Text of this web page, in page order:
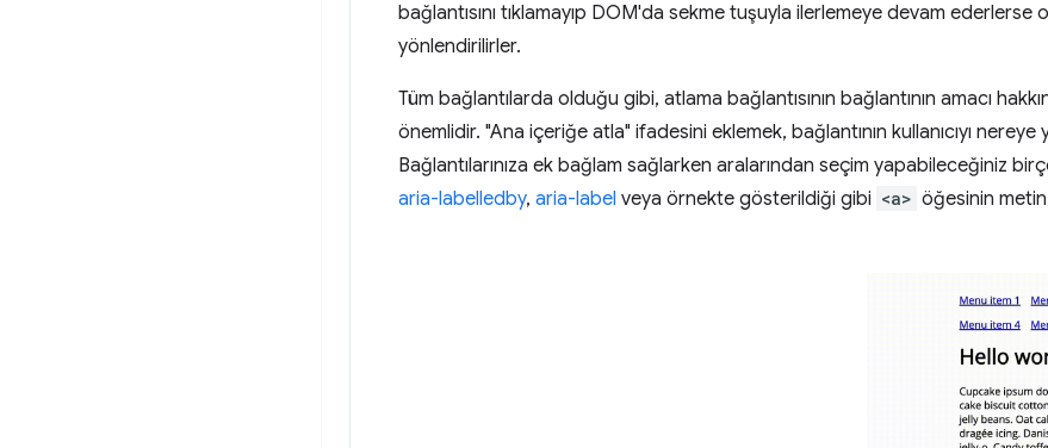
bağlantısını tıklamayıp DOM'da sekme tuşuyla ilerlemeye devam
yönlendirilirler.
Tüm bağlantılarda olduğu gibi, atlama bağlantısının bağlantının amacı
önemlidir. "Ana içeriğe atla" ifadesini eklemek, bağlantının kullanıcıyı
Bağlantılarınıza ek bağlam sağlarken aralarından seçim yapabileceğiniz
aria-labelledby, aria-label veya örnekte gösterildiği gibi <a> öğesinin